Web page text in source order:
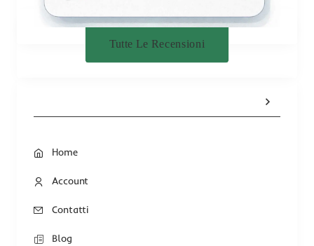
Tutte Le Recensioni
Home
Account
Contatti
Blog